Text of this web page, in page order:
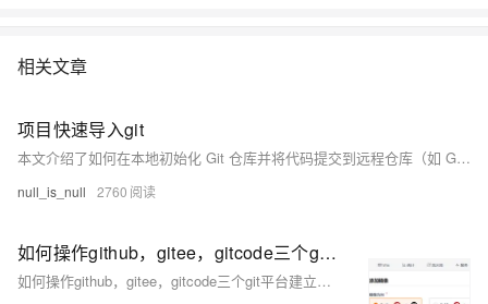
相关文章
项目快速导入git
本文介绍了如何在本地初始化 Git 仓库并将代码提交到远程仓库（如 GitHub 或 Gitee）的基本流程。内容包括安装 Git、创建仓库、添加文件、提交更改以及推送代码到远程仓库的详细步骤，适合初学者快速掌握 Git 的基本使用方法。
null_is_null 2760
如何操作github，gitee，gitcode三个git平台建立镜像仓库机制，这样便于维护项目只需要维护一个平台仓库地址的即可-优雅草央千澈
如何操作github，gitee，gitcode三个git平台建立镜像仓库机制，这样便于维护项目只需要维护一个平台仓库地址的即可-优雅草央千澈